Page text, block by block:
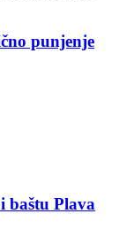
punjenje
količina
baštu Plava